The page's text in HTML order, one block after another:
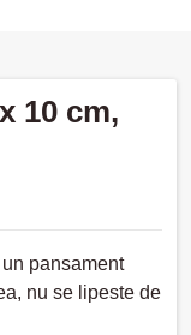
10 cm,
pansament
nu se lipeste de